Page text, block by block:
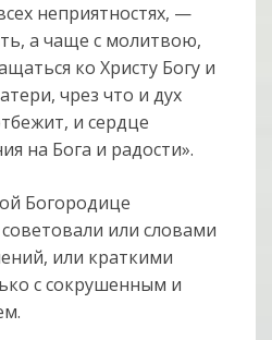
неприятностях, —
а чаще с молитвою,
ко Христу Богу и
чрез что и дух
и сердце
на Бога и радости».
Богородице
или словами
или краткими
с сокрушенным и